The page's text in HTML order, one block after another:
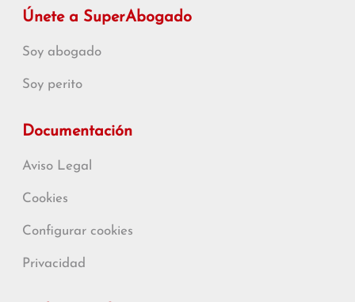
Únete a SuperAbogado
Soy abogado
Soy perito
Documentación
Aviso Legal
Cookies
Configurar cookies
Privacidad